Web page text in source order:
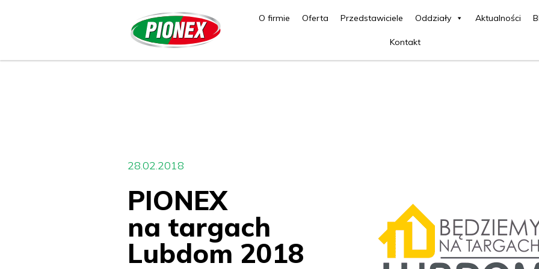
O firmie Oferta Przedstawiciele Oddziały Aktualności
Kontakt
28.02.2018
PIONEX
na targach
Lubdom 2018